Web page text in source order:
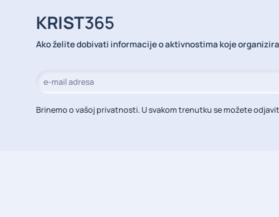
KRIST365
Ako želite dobivati informacije o aktivnostima koje
Brinemo o vašoj privatnosti. U svakom trenutku se možete